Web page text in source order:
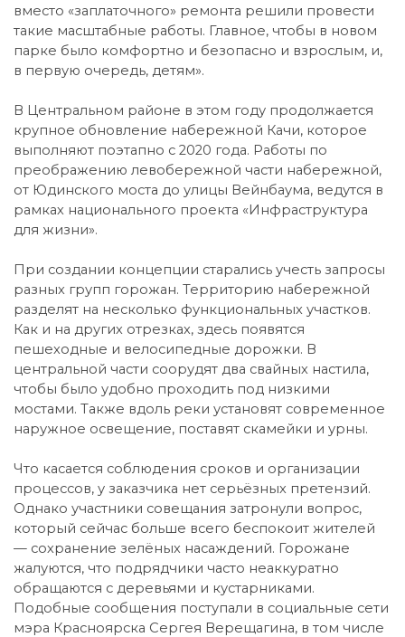
вместо «заплаточного» ремонта решили провести
такие масштабные работы. Главное, чтобы в новом
парке было комфортно и безопасно и взрослым, и,
в первую очередь, детям».
В Центральном районе в этом году продолжается
крупное обновление набережной Качи, которое
выполняют поэтапно с 2020 года. Работы по
преображению левобережной части набережной,
от Юдинского моста до улицы Вейнбаума, ведутся в
рамках национального проекта «Инфраструктура
для жизни».
При создании концепции старались учесть запросы
разных групп горожан. Территорию набережной
разделят на несколько функциональных участков.
Как и на других отрезках, здесь появятся
пешеходные и велосипедные дорожки. В
центральной части соорудят два свайных настила,
чтобы было удобно проходить под низкими
мостами. Также вдоль реки установят современное
наружное освещение, поставят скамейки и урны.
Что касается соблюдения сроков и организации
процессов, у заказчика нет серьёзных претензий.
Однако участники совещания затронули вопрос,
который сейчас больше всего беспокоит жителей
— сохранение зелёных насаждений. Горожане
жалуются, что подрядчики часто неаккуратно
обращаются с деревьями и кустарниками.
Подобные сообщения поступали в социальные сети
мэра Красноярска Сергея Верещагина, в том числе